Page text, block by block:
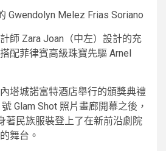
Gwendolyn Melez Frias Soriano
師 Zara Joan（中左）設計的充
配菲律賓高級珠寶先驅 Arnel
塔城諾富特酒店舉行的頒獎典禮
Glam Shot 照片畫廊開幕之後，
著民族服裝登上了在新前沿劇院
舞台。